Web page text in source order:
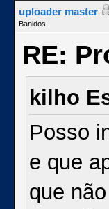
uploader master
Banidos
RE:
kilho
Posso
e que
que